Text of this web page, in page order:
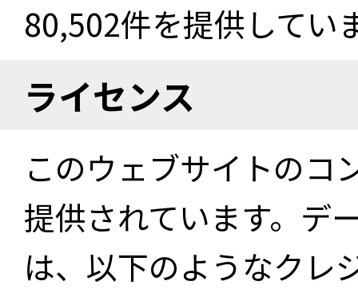
80,502件を提供してい
ライセンス
このウェブサイトのコ
提供されています。デ
は、以下のようなクレ